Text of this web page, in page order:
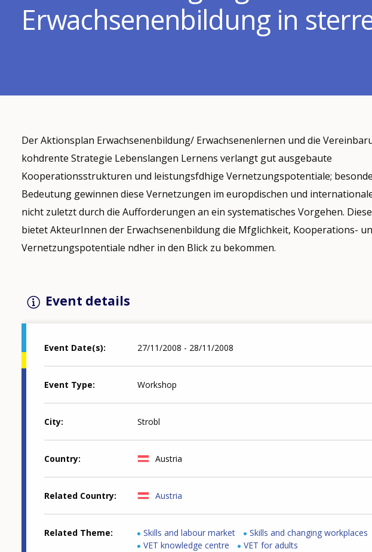
Erwachsenenbildung in
Der Aktionsplan Erwachsenenbildung/ Erwachsenenlernen und die
kohdrente Strategie Lebenslangen Lernens verlangt gut ausgebaute
Kooperationsstrukturen und leistungsfdhige Vernetzungspotentiale;
Bedeutung gewinnen diese Vernetzungen im europdischen und
nicht zuletzt durch die Aufforderungen an ein systematisches Vorgehen.
bietet AkteurInnen der Erwachsenenbildung die Mfglichkeit, Kooperations-
Vernetzungspotentiale ndher in den Blick zu bekommen.
Event details
Event Date(s) 27/11/2008 - 28/11/2008
Event Type Workshop
City Strobl
Country Austria
Related Country Austria
Related Theme Skills and labour market
Skills and changing workplaces
VET knowledge centre
VET for adults